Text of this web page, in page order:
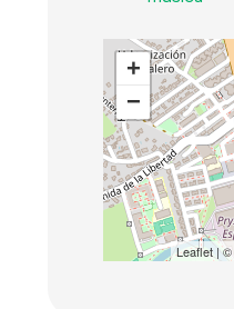
+
−
Leaflet| ©